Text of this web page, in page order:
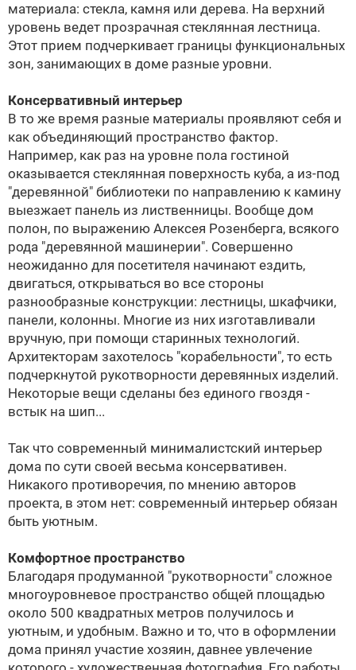
материала: стекла, камня или дерева. На верхний
уровень ведет прозрачная стеклянная лестница.
Этот прием подчеркивает границы функциональных
зон, занимающих в доме разные уровни.
Консервативный интерьер
В то же время разные материалы проявляют себя и
как объединяющий пространство фактор.
Например, как раз на уровне пола гостиной
оказывается стеклянная поверхность куба, а из-под
"деревянной" библиотеки по направлению к камину
выезжает панель из лиственницы. Вообще дом
полон, по выражению Алексея Розенберга, всякого
рода "деревянной машинерии". Совершенно
неожиданно для посетителя начинают ездить,
двигаться, открываться во все стороны
разнообразные конструкции: лестницы, шкафчики,
панели, колонны. Многие из них изготавливали
вручную, при помощи старинных технологий.
Архитекторам захотелось "корабельности", то есть
подчеркнутой рукотворности деревянных изделий.
Некоторые вещи сделаны без единого гвоздя -
встык на шип...
Так что современный минималистский интерьер
дома по сути своей весьма консервативен.
Никакого противоречия, по мнению авторов
проекта, в этом нет: современный интерьер обязан
быть уютным.
Комфортное пространство
Благодаря продуманной "рукотворности" сложное
многоуровневое пространство общей площадью
около 500 квадратных метров получилось и
уютным, и удобным. Важно и то, что в оформлении
дома принял участие хозяин, давнее увлечение